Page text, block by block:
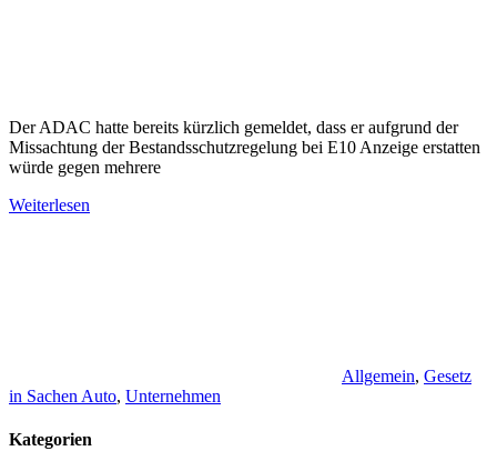
Der ADAC hatte bereits kürzlich gemeldet, dass er aufgrund der
Missachtung der Bestandsschutzregelung bei E10 Anzeige erstatten
würde gegen mehrere
Weiterlesen
Allgemein, Gesetz
in Sachen Auto, Unternehmen
Kategorien